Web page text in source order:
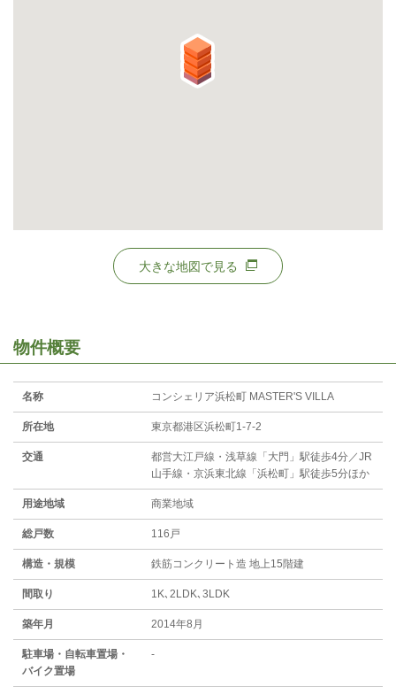
大きな地図で見る
物件概要
名称 コンシェリア浜松町 MASTER'S VILLA
所在地 東京都港区浜松町1-7-2
交通
都営大江戸線・浅草線「大門」駅徒歩4分／JR
山手線・京浜東北線「浜松町」駅徒歩5分ほか
用途地域 商業地域
総戸数 116戸
構造・規模 鉄筋コンクリート造 地上15階建
間取り 1K､2LDK､3LDK
築年月 2014年8月
駐⾞場・⾃転⾞置場・
バイク置場
-